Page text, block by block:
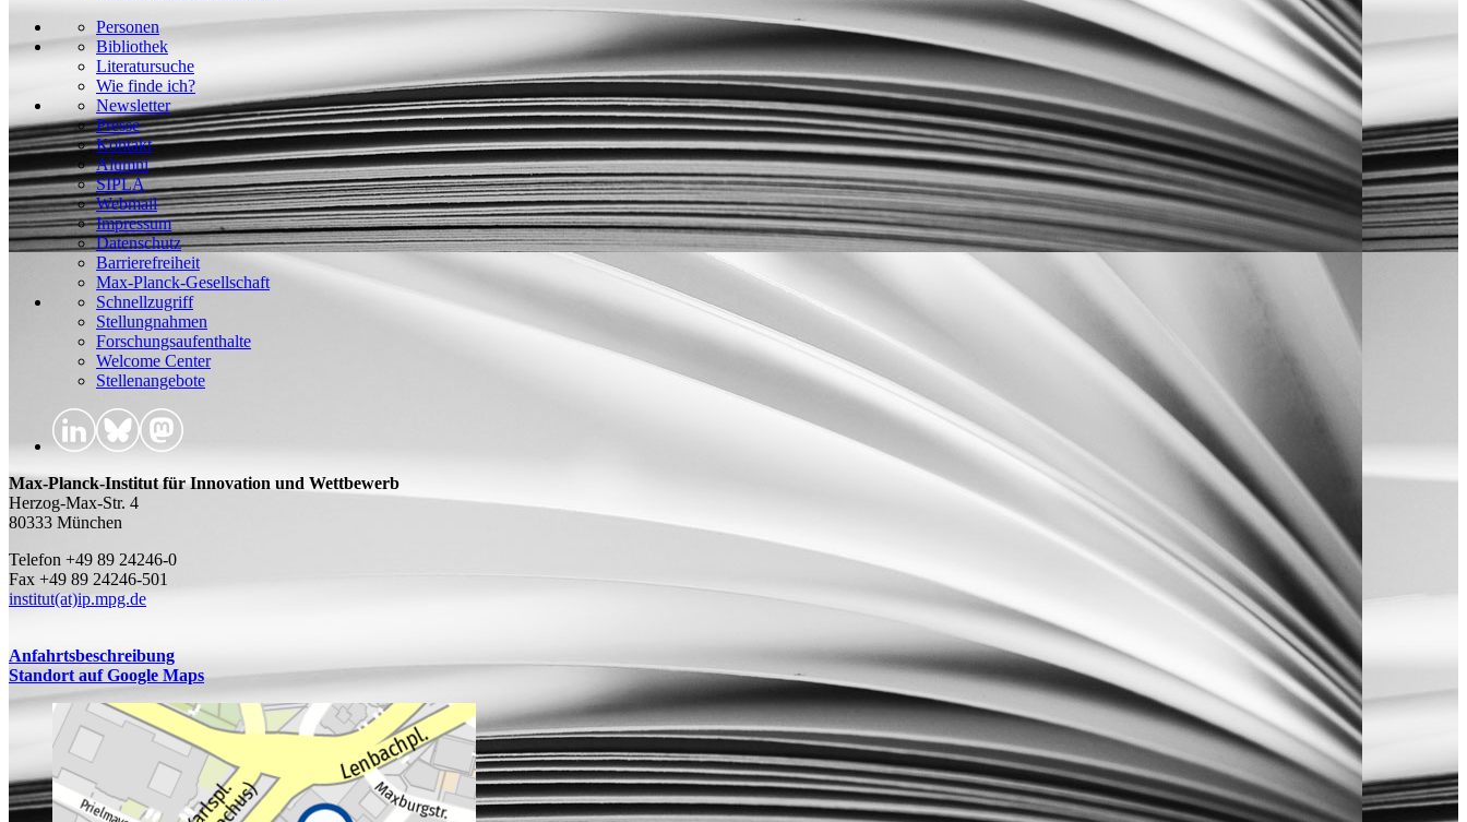
Personen
Bibliothek
Literatursuche
Wie finde ich?
Newsletter
Presse
Kontakt
Alumni
SIPLA
Webmail
Impressum
Datenschutz
Barrierefreiheit
Max-Planck-Gesellschaft
Schnellzugriff
Stellungnahmen
Forschungsaufenthalte
Welcome Center
Stellenangebote
Max-Planck-Institut für Innovation und Wettbewerb
Herzog-Max-Str. 4
80333 München
Telefon +49 89 24246-0
Fax +49 89 24246-501
institut(at)ip.mpg.de
Anfahrtsbeschreibung
Standort auf Google Maps